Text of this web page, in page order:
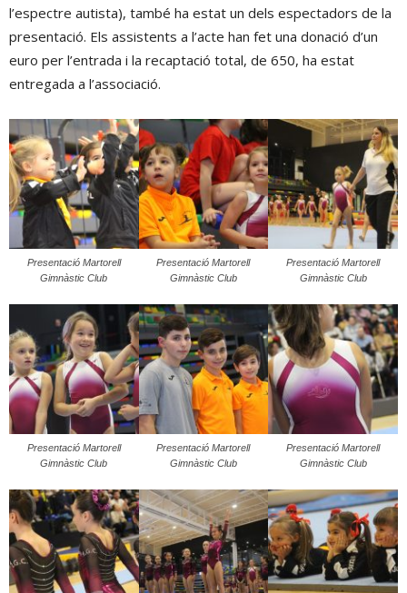
l’espectre autista), també ha estat un dels espectadors de la
presentació. Els assistents a l’acte han fet una donació d’un
euro per l’entrada i la recaptació total, de 650, ha estat
entregada a l’associació.
Presentació Martorell
Gimnàstic Club
Presentació Martorell
Gimnàstic Club
Presentació Martorell
Gimnàstic Club
Presentació Martorell
Gimnàstic Club
Presentació Martorell
Gimnàstic Club
Presentació Martorell
Gimnàstic Club